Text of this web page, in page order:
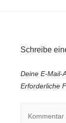
Schreibe
Deine E-Mail-
Erforderliche